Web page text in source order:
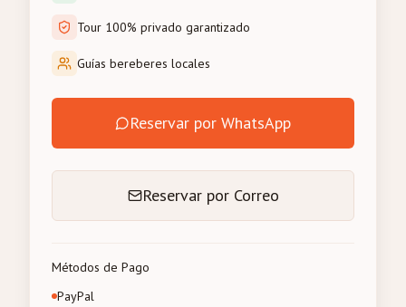
Tour 100% privado garantizado
Guías bereberes locales
Reservar por WhatsApp
Reservar por Correo
Métodos de Pago
PayPal